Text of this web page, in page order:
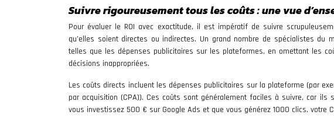
Suivre rigoureusement tous les coûts : une vue
Pour évaluer le ROI avec exactitude, il est impératif de suivre
qu’elles soient directes ou indirectes. Un grand nombre de spécialistes du
telles que les dépenses publicitaires sur les plateformes, en omettant les
décisions inappropriées.
Les coûts directs incluent les dépenses publicitaires sur la plateforme (par
par acquisition (CPA)). Ces coûts sont généralement faciles à suivre, car
vous investissez 500 € sur Google Ads et que vous générez 1000 clics, votre